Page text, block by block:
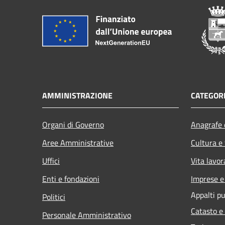
AMMINISTRAZIONE
Organi di Governo
Aree Amministrative
Uffici
Enti e fondazioni
Politici
Personale Amministrativo
Cultura
Vita
Imprese
Appalti
Catasto